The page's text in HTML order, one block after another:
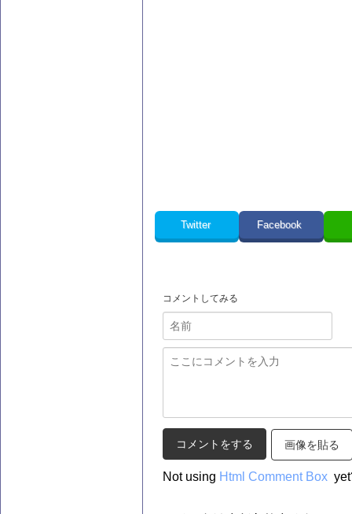
Twitter Facebook
コメントしてみる
画像を貼る
Not using Html Comment Box